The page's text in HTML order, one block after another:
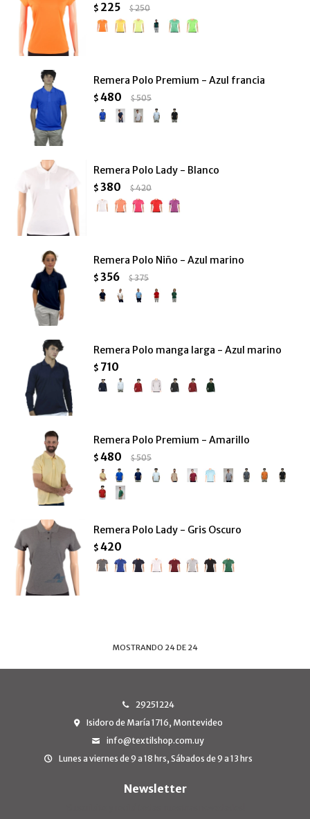
$ 225 $250
Remera Polo Premium - Azul francia
$ 480 $505
Remera Polo Lady - Blanco
$ 380 $420
Remera Polo Niño - Azul marino
$ 356 $375
Remera Polo manga larga - Azul marino
$ 710
Remera Polo Premium - Amarillo
$ 480 $505
Remera Polo Lady - Gris Oscuro
$ 420
MOSTRANDO 24DE 24
29251224
Isidoro de María 1716, Montevideo
info@textilshop.com.uy
Lunes a viernes de 9 a 18 hrs, Sábados de 9 a 13 hrs
Newsletter